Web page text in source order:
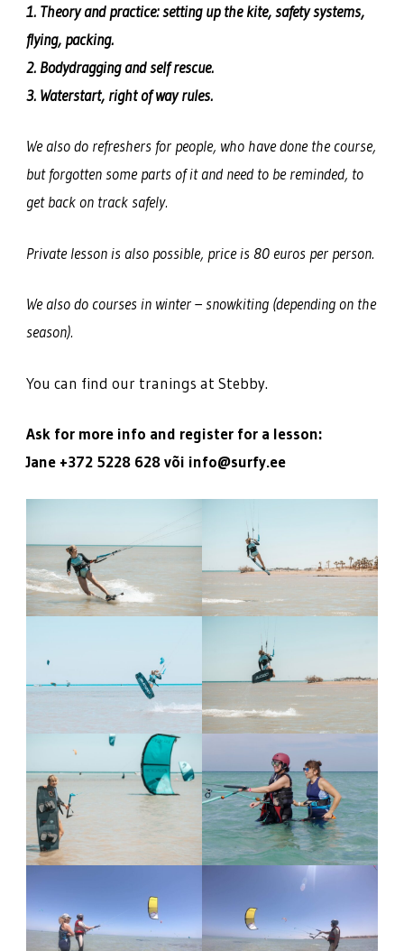
1. Theory and practice: setting up the kite, safety systems,
flying, packing.
2. Bodydragging and self rescue.
3. Waterstart, right of way rules.
We also do refreshers for people, who have done the course,
but forgotten some parts of it and need to be reminded, to
get back on track safely.
Private lesson is also possible, price is 80 euros per person.
We also do courses in winter – snowkiting (depending on the
season).
You can find our tranings at Stebby.
Ask for more info and register for a lesson:
Jane +372 5228 628 või info@surfy.ee